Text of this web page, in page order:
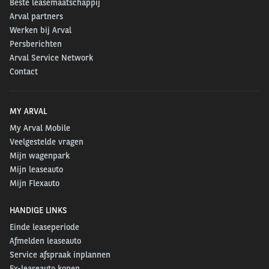
bijvoorbeeld aan:
Het vervallen van de BPM-vrijstelling per 1
januari 2025 voor bedrijfswagens op fossiele
brandstof.
De SEBA subsidie welke in 2024 voor het laatst
beschikbaar gesteld wordt.
Voor een deel van onze klanten is het momenteel
nog lastig om over te gaan op elektrische
bedrijfswagens door; een beperkte actieradius,
Beste leasemaatschappij
Arval partners
Werken bij Arval
Persberichten
Arval Service Network
Contact
MY ARVAL
My Arval Mobile
Veelgestelde vragen
Mijn wagenpark
Mijn leaseauto
Mijn Flexauto
HANDIGE LINKS
Einde leaseperiode
Afmelden leaseauto
Service afspraak inplannen